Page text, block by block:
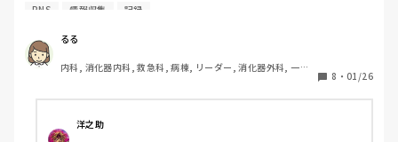
後、PNSを廃止しました。
私は、そのPNSを廃止した病棟からまだPNSをやっている病
棟に9月に異動してきました。
じざるを得ませんでした。
色々な病棟に入院したことのある患者さんも、「(私が異動
PNS 情報収集 記録
るる
内科, 消化器内科, 救急科, 病棟, リーダー, 消化器外科, 一般
8 ・ 01/26
洋之助